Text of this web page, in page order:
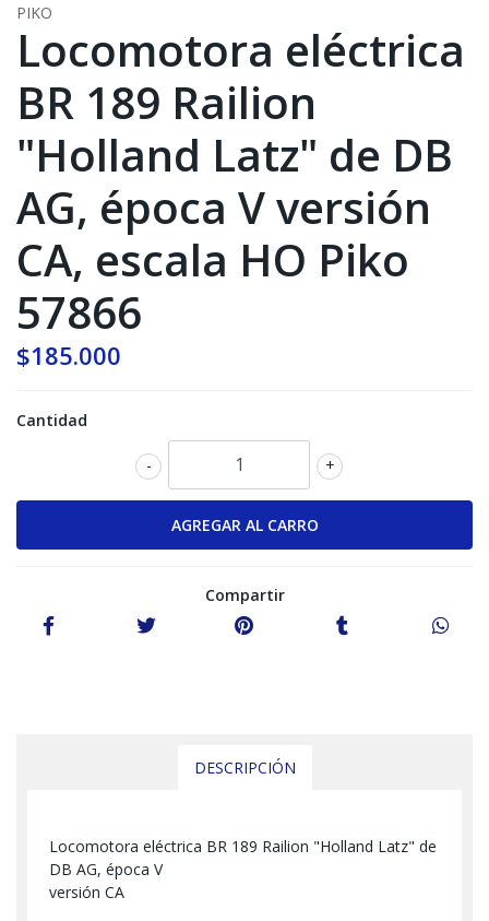
PIKO
Locomotora eléctrica
BR 189 Railion
"Holland Latz" de DB
AG, época V versión
CA, escala HO Piko
57866
$185.000
Cantidad
+
-
Compartir
DESCRIPCIÓN
Locomotora eléctrica BR 189 Railion "Holland Latz" de
DB AG, época V
versión CA